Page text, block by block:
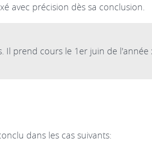
avec précision dès sa conclusion.
prend cours le 1er juin de
dans les cas suivants: